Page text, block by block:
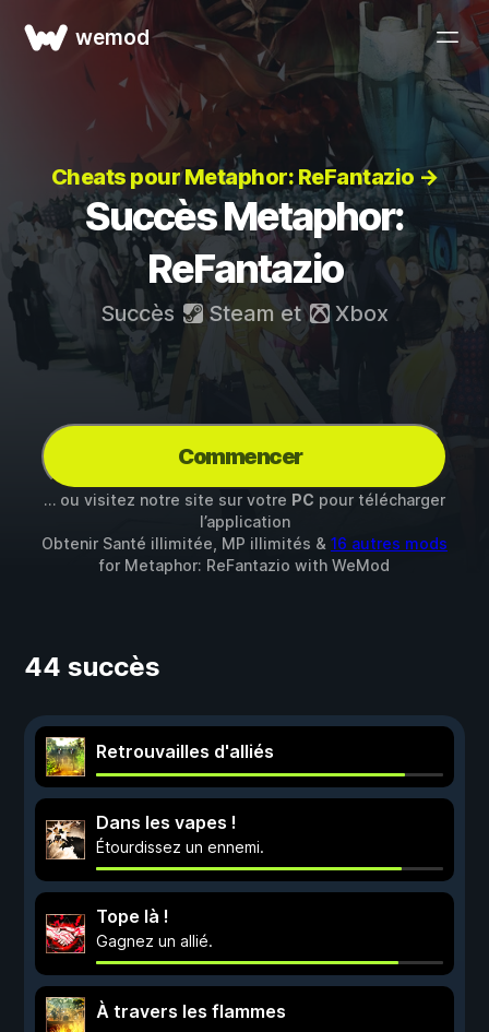
wemod
Cheats pour Metaphor: ReFantazio →
Succès Metaphor:
ReFantazio
Succès Steam et Xbox
Commencer
… ou visitez notre site sur votre PC pour télécharger
l’application
Obtenir Santé illimitée, MP illimités & 16 autres mods
for Metaphor: ReFantazio with WeMod
44 succès
Retrouvailles d'alliés
Dans les vapes !
Étourdissez un ennemi.
Tope là !
Gagnez un allié.
À travers les flammes